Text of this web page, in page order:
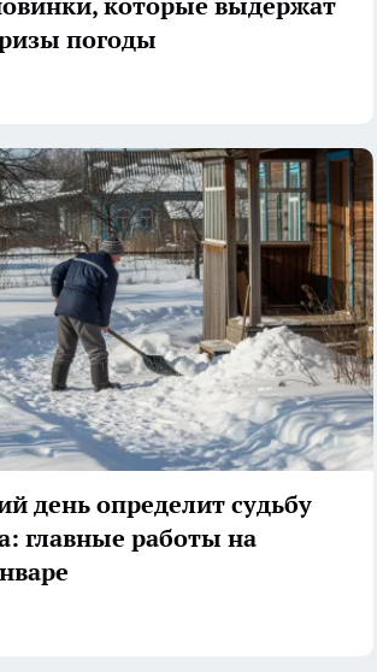
которые выдержат
погоды
день определит судьбу
главные работы на